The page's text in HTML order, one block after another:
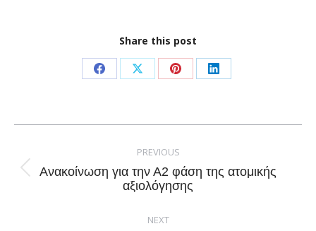
Share this post
Share
Facebook
Share
X
Share
Pinterest
Share
LinkedIn
navigation
PREVIOUS
Previous
post:
Ανακοίνωση για την Α2 φάση της ατομικής
αξιολόγησης
NEXT